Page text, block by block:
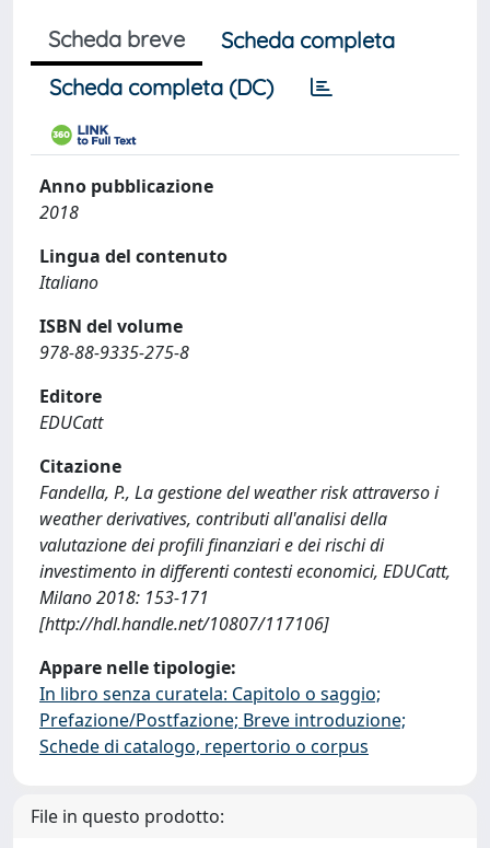
Scheda breve
Scheda completa
Scheda completa (DC)
Anno pubblicazione
2018
Lingua del contenuto
Italiano
ISBN del volume
978-88-9335-275-8
Editore
EDUCatt
Citazione
Fandella, P., La gestione del weather risk attraverso i
weather derivatives, contributi all'analisi della
valutazione dei profili finanziari e dei rischi di
investimento in differenti contesti economici, EDUCatt,
Milano 2018: 153-171
[http://hdl.handle.net/10807/117106]
Appare nelle tipologie:
In libro senza curatela: Capitolo o saggio;
Prefazione/Postfazione; Breve introduzione;
Schede di catalogo, repertorio o corpus
File in questo prodotto: